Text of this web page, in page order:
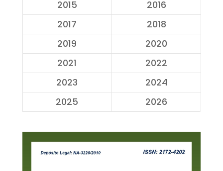
2015
2016
2017
2018
2019
2020
2021
2022
2023
2024
2025
2026